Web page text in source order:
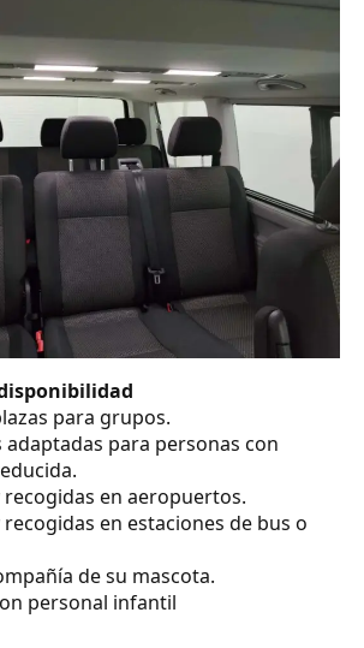
para grupos.
adaptadas para personas con
recogidas en aeropuertos.
recogidas en estaciones de bus o
de su mascota.
personal infantil